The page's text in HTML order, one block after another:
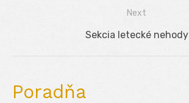
Next
Next
Sekcia letecké nehody
Poradňa